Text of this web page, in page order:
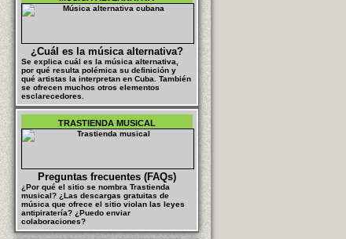
¿Cuál es la música alternativa?
Se explica cuál es la música alternativa,
por qué resulta polémica su definición y
qué artistas la interpretan en Cuba. También
se ofrecen muchos otros elementos
esclarecedores.
TRASTIENDA MUSICAL
Preguntas frecuentes (FAQs)
¿Por qué el sitio se nombra Trastienda
musical? ¿Las descargas gratuitas de
música que ofrece el sitio violan las leyes
antipiratería? ¿Puedo enviar
colaboraciones?